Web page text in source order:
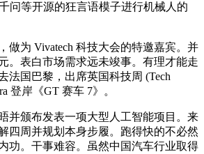
问等开源的狂言语模子进行机械人的
为 Vivatech 科技大会的特邀嘉宾。并
。表白市场需求远未竣事。有理才能走
法国巴黎，出席英国科技周 (Tech
登岸《GT 赛车 7》。
颁布发表一项大型人工智能项目。来
四周并规划本身步履。跑得快的不必然
功。干事难容。虽然中国汽车行业取得